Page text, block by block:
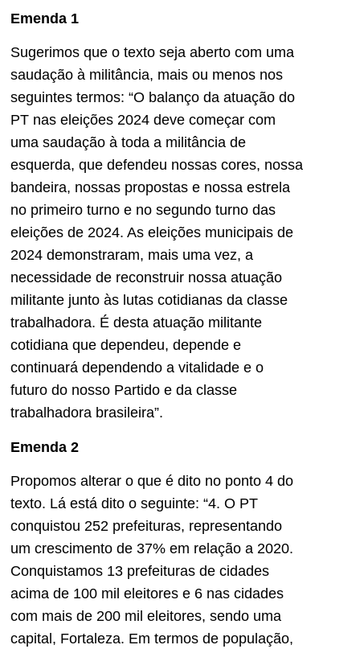
Emenda 1
Sugerimos que o texto seja aberto com uma
saudação à militância, mais ou menos nos
seguintes termos: “O balanço da atuação do
PT nas eleições 2024 deve começar com
uma saudação à toda a militância de
esquerda, que defendeu nossas cores, nossa
bandeira, nossas propostas e nossa estrela
no primeiro turno e no segundo turno das
eleições de 2024. As eleições municipais de
2024 demonstraram, mais uma vez, a
necessidade de reconstruir nossa atuação
militante junto às lutas cotidianas da classe
trabalhadora. É desta atuação militante
cotidiana que dependeu, depende e
continuará dependendo a vitalidade e o
futuro do nosso Partido e da classe
trabalhadora brasileira”.
Emenda 2
Propomos alterar o que é dito no ponto 4 do
texto. Lá está dito o seguinte: “4. O PT
conquistou 252 prefeituras, representando
um crescimento de 37% em relação a 2020.
Conquistamos 13 prefeituras de cidades
acima de 100 mil eleitores e 6 nas cidades
com mais de 200 mil eleitores, sendo uma
capital, Fortaleza. Em termos de população,